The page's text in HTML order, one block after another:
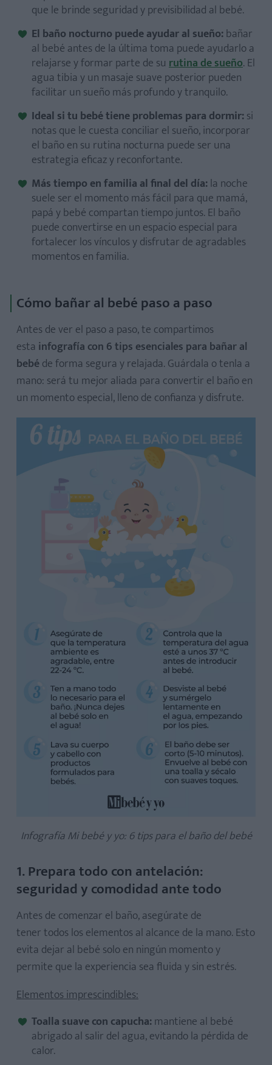
que le brinde seguridad y previsibilidad al bebé.
El baño nocturno puede ayudar al sueño:bañar
al bebé antes de la última toma puede ayudarlo a
relajarse y formar parte de su rutina de sueño. El
agua tibia y un masaje suave posterior pueden
facilitar un sueño más profundo y tranquilo.
Ideal si tu bebé tiene problemas para dormir:si
notas que le cuesta conciliar el sueño, incorporar
el baño en su rutina nocturna puede ser una
estrategia eficaz y reconfortante.
Más tiempo en familia al final del día:la noche
suele ser el momento más fácil para que mamá,
papá y bebé compartan tiempo juntos. El baño
puede convertirse en un espacio especial para
fortalecer los vínculos y disfrutar de agradables
momentos en familia.
Cómo bañar al bebé paso a paso
Antes de ver el paso a paso, te compartimos
esta infografía con 6 tips esenciales para bañar al
bebéde forma segura y relajada. Guárdala o tenla a
mano: será tu mejor aliada para convertir el baño en
un momento especial, lleno de confianza y disfrute.
Infografía Mi bebé y yo: 6 tips para el baño del bebé
1. Prepara todo con antelación:
seguridad y comodidad ante todo
Antes de comenzar el baño, asegúrate de
tenertodos los elementos al alcance de la mano. Esto
evita dejar al bebé solo en ningún momento y
permite que la experiencia sea fluida y sin estrés.
Elementos imprescindibles:
Toalla suave con capucha:mantiene al bebé
abrigado al salir del agua, evitando la pérdida de
calor.